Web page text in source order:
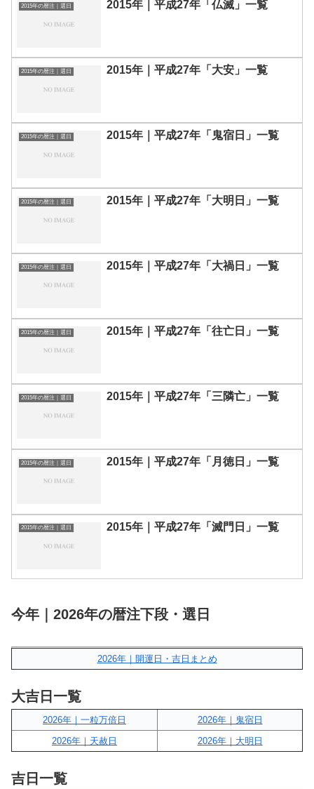
2015年の暦注｜選日 2015年｜平成27年「仏滅」一覧
2015年の暦注｜選日 2015年｜平成27年「大安」一覧
2015年の暦注｜選日 2015年｜平成27年「鬼宿日」一覧
2015年の暦注｜選日 2015年｜平成27年「大明日」一覧
2015年の暦注｜選日 2015年｜平成27年「大禍日」一覧
2015年の暦注｜選日 2015年｜平成27年「往亡日」一覧
2015年の暦注｜選日 2015年｜平成27年「三隣亡」一覧
2015年の暦注｜選日 2015年｜平成27年「月徳日」一覧
2015年の暦注｜選日 2015年｜平成27年「滅門日」一覧
今年｜2026年の暦注下段・選日
2026年｜開運日・吉日まとめ
大吉日一覧
2026年｜一粒万倍日
2026年｜鬼宿日
2026年｜天赦日
2026年｜大明日
吉日一覧